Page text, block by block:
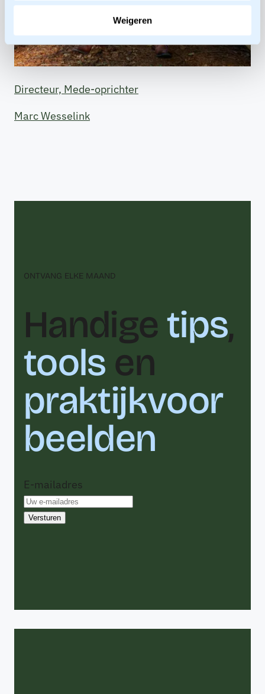
Weigeren
Directeur, Mede-oprichter
Marc Wesselink
ONTVANG ELKE MAAND
Handigetips,
tools en
praktijkvoor
beelden
E-mailadres